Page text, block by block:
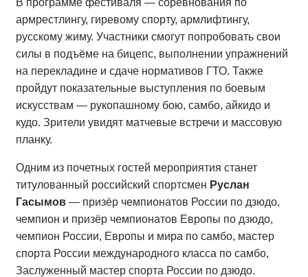
В программе фестиваля — соревнования по
армрестлингу, гиревому спорту, армлифтингу,
русскому жиму. Участники смогут попробовать свои
силы в подъёме на бицепс, выполнении упражнений
на перекладине и сдаче нормативов ГТО. Также
пройдут показательные выступления по боевым
искусствам — рукопашному бою, самбо, айкидо и
кудо. Зрители увидят матчевые встречи и массовую
планку.
Одним из почетных гостей мероприятия станет
титулованный российский спортсмен Руслан
Гасымов — призёр чемпионатов России по дзюдо,
чемпион и призёр чемпионатов Европы по дзюдо,
чемпион России, Европы и мира по самбо, мастер
спорта России международного класса по самбо,
Заслуженный мастер спорта России по дзюдо.